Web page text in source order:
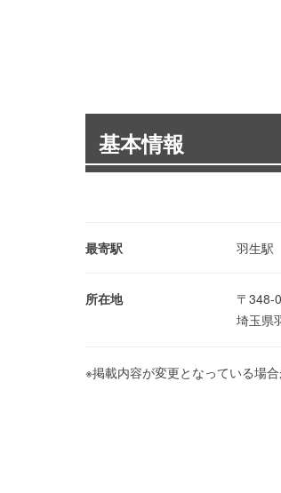
基本情報
最寄駅 羽生駅
所在地
〒348-
埼玉県
※掲載内容が変更となっている場